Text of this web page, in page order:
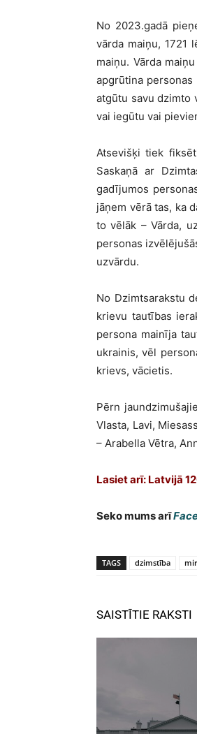
No 2023.gadā
vārda maiņu, 1721
maiņu. Vārda
apgrūtina
atgūtu savu dzimto
vai iegūtu vai
Atsevišķi tiek
Saskaņā ar
gadījumos
jāņem vērā tas, ka
to vēlāk – Vārda,
personas
uzvārdu.
No Dzimtsarakstu
krievu tautības
persona mainīja
ukrainis, vēl
krievs, vācietis.
Pērn
Vlasta, Lavi,
– Arabella Vētra,
Lasiet arī: Latvijā
Seko mums arī
TAGS dzimstība
SAISTĪTIE RAKSTI